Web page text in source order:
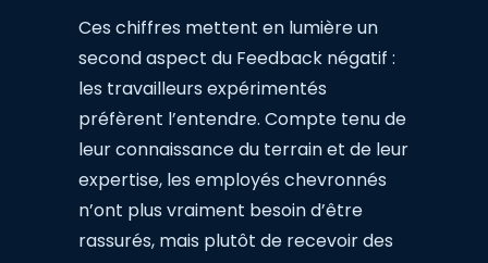
Ces chiffres mettent en lumière un
second aspect du Feedback négatif :
les travailleurs expérimentés
préfèrent l’entendre. Compte tenu de
leur connaissance du terrain et de leur
expertise, les employés chevronnés
n’ont plus vraiment besoin d’être
rassurés, mais plutôt de recevoir des